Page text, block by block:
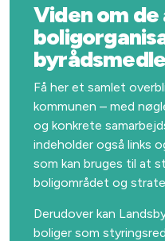
Viden om de
Få her et samlet
kommunen – med
og konkrete
indeholder også links
som kan bruges til at
boligområdet og
Derudover kan
boliger som